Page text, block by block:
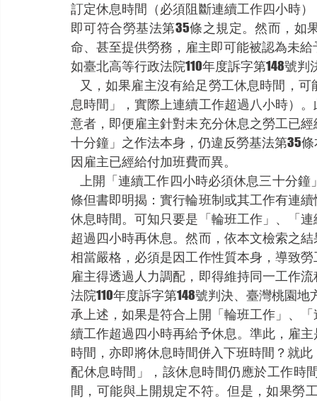
訂定休息時間（必須阻斷連續工作四小時
即可符合勞基法第35條之規定。然而，如
命、甚至提供勞務，雇主即可能被認為未
如臺北高等行政法院110年度訴字第148號
息時間」，實際上連續工作超過八小時）
意者，即便雇主針對未充分休息之勞工已
十分鐘」之作法本身，仍違反勞基法第35
因雇主已經給付加班費而異。
條但書即明揭：實行輪班制或其工作有連
休息時間。可知只要是「輪班工作」、「
超過四小時再休息。然而，依本文檢索之
相當嚴格，必須是因工作性質本身，導致
雇主得透過人力調配，即得維持同一工作
法院110年度訴字第148號判決、臺灣桃園地
承上述，如果是符合上開「輪班工作」、
續工作超過四小時再給予休息。準此，雇
時間，亦即將休息時間併入下班時間？就
配休息時間」，該休息時間仍應於工作時
間，可能與上開規定不符。但是，如果勞